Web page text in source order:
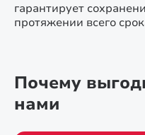
гарантирует
протяжении всего
Почему
нами